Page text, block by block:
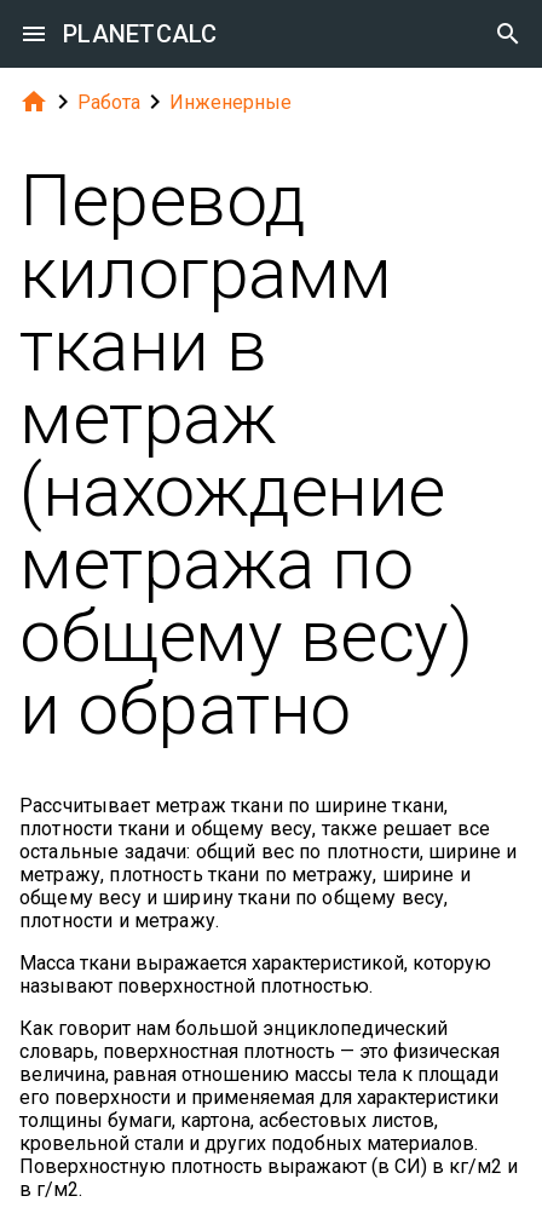
 PLANETCALC 
  Работа  Инженерные
Перевод
килограмм
ткани в
метраж
(нахождение
метража по
общему весу)
и обратно
Рассчитывает метраж ткани по ширине ткани,
плотности ткани и общему весу, также решает все
остальные задачи: общий вес по плотности, ширине и
метражу, плотность ткани по метражу, ширине и
общему весу и ширину ткани по общему весу,
плотности и метражу.
Масса ткани выражается характеристикой, которую
называют поверхностной плотностью.
Как говорит нам большой энциклопедический
словарь, поверхностная плотность — это физическая
величина, равная отношению массы тела к площади
его поверхности и применяемая для характеристики
толщины бумаги, картона, асбестовых листов,
кровельной стали и других подобных материалов.
Поверхностную плотность выражают (в СИ) в кг/м2 и
в г/м2.